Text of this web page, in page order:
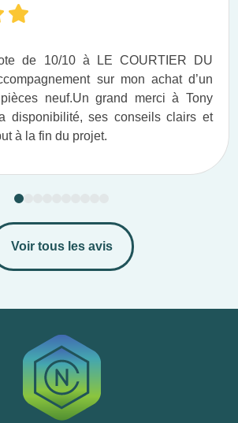
de 10/10 à LE COURTIER DU
sur mon achat d’un
neuf.​ Un grand merci à Tony
disponibilité, ses conseils clairs et
à la fin du projet.​
Voir tous les avis